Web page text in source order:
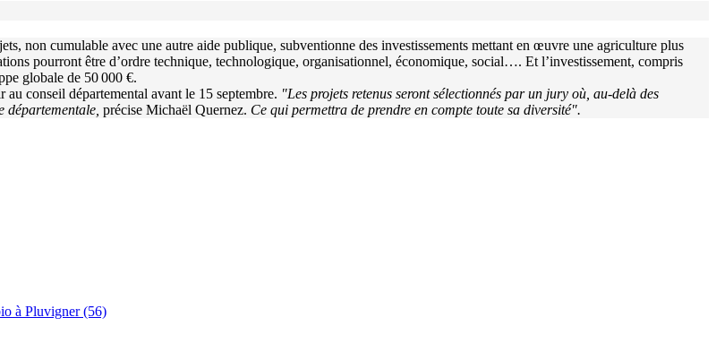
non cumulable avec une autre aide publique, subventionne des investissements mettant en œuvre une agriculture plus
pourront être d’ordre technique, technologique, organisationnel, économique, social…. Et l’investissement, compris
globale de 50 000 €.
conseil départemental avant le 15 septembre. "Les projets retenus seront sélectionnés par un jury où, au-delà des
départementale, précise Michaël Quernez. Ce qui permettra de prendre en compte toute sa diversité".
à Pluvigner (56)